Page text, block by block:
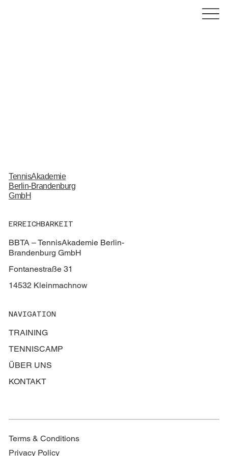
TennisAkademie
Berlin-Brandenburg
GmbH
ERREICHBARKEIT
BBTA – TennisAkademie Berlin-
Brandenburg GmbH
Fontanestraße 31
14532 Kleinmachnow
NAVIGATION
TRAINING
TENNISCAMP
ÜBER UNS
KONTAKT
Terms & Conditions
Privacy Policy